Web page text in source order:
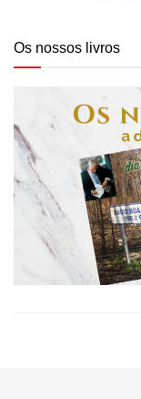
Os nossos livros